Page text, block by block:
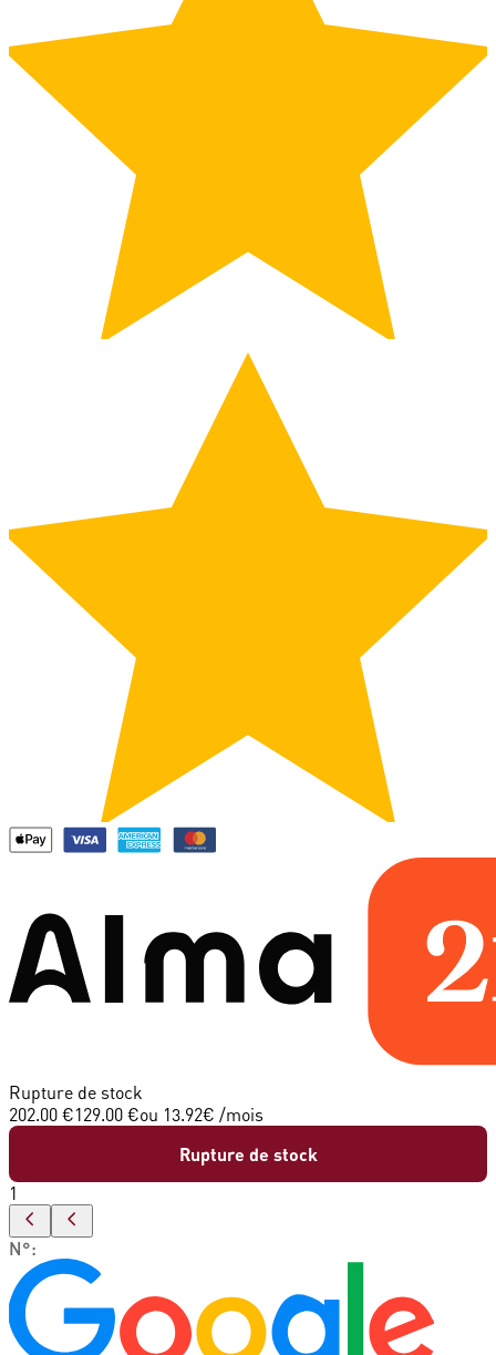
Rupture de stock
202.00 €129.00 €ou 13.92€ /mois
Rupture de stock
1
N°: